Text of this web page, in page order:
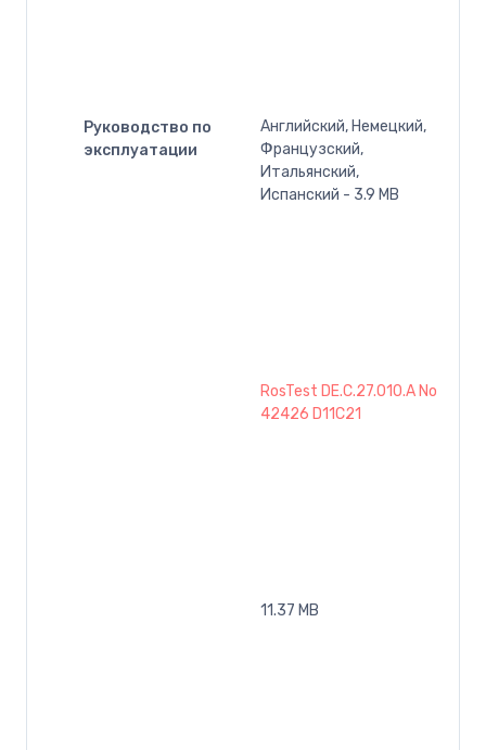
Руководство по
эксплуатации
Английский, Немецкий,
Французский,
Итальянский,
Испанский - 3.9 MB
RosTest DE.C.27.010.A No
42426 D11C21
11.37 MB